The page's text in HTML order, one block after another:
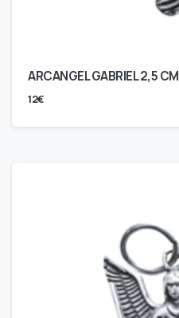
ARCANGEL GABRIEL 2,5 CM
12€